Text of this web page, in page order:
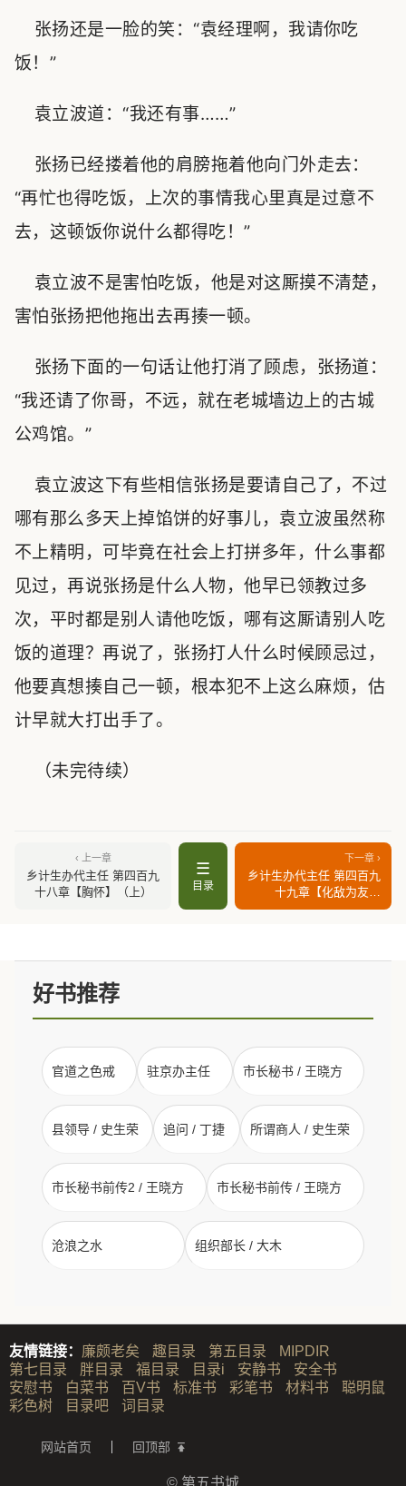
张扬还是一脸的笑：“袁经理啊，我请你吃
饭！”
袁立波道：“我还有事……”
张扬已经搂着他的肩膀拖着他向门外走去：
“再忙也得吃饭，上次的事情我心里真是过意不
去，这顿饭你说什么都得吃！”
袁立波不是害怕吃饭，他是对这厮摸不清楚，
害怕张扬把他拖出去再揍一顿。
张扬下面的一句话让他打消了顾虑，张扬道：
“我还请了你哥，不远，就在老城墙边上的古城
公鸡馆。”
袁立波这下有些相信张扬是要请自己了，不过
哪有那么多天上掉馅饼的好事儿，袁立波虽然称
不上精明，可毕竟在社会上打拼多年，什么事都
见过，再说张扬是什么人物，他早已领教过多
次，平时都是别人请他吃饭，哪有这厮请别人吃
饭的道理？再说了，张扬打人什么时候顾忌过，
他要真想揍自己一顿，根本犯不上这么麻烦，估
计早就大打出手了。
（未完待续）
‹ 上一章
乡计生办代主任 第四百九
十八章【胸怀】（上）
☰
目录
下一章 ›
乡计生办代主任 第四百九
十九章【化敌为友】
（下）
好书推荐
官道之色戒 驻京办主任 市长秘书 / 王晓方
县领导 / 史生荣 追问 / 丁捷 所谓商人 / 史生荣
市长秘书前传2 / 王晓方 市长秘书前传 / 王晓方
沧浪之水 组织部长 / 大木
友情链接： 廉颇老矣 趣目录 第五目录
MIPDIR
第七目录
胖目录 福目录 目录i 安静书
安全书
安慰书
白菜书 百V书 标准书 彩笔书 材料书
聪明鼠
彩色树
目录吧 词目录
网站首页 回顶部
© 第五书城